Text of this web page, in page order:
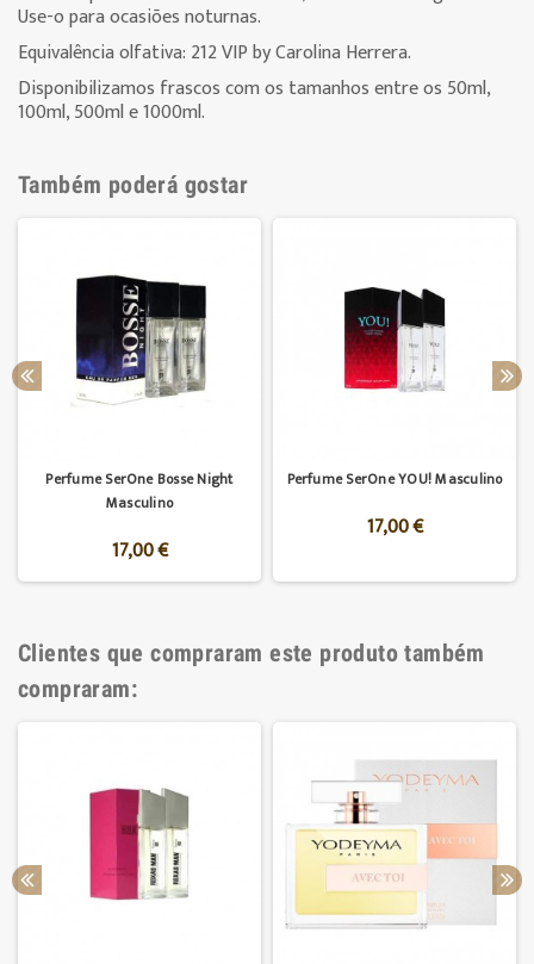
Use-o para ocasiões noturnas.
Equivalência olfativa: 212 VIP by Carolina Herrera.
Disponibilizamos frascos com os tamanhos entre os 50ml,
100ml, 500ml e 1000ml.
Também poderá gostar
Perfume SerOne Bosse Night
Masculino
17,00 €
Perfume SerOne YOU! Masculino
17,00 €
Clientes que compraram este produto também
compraram: